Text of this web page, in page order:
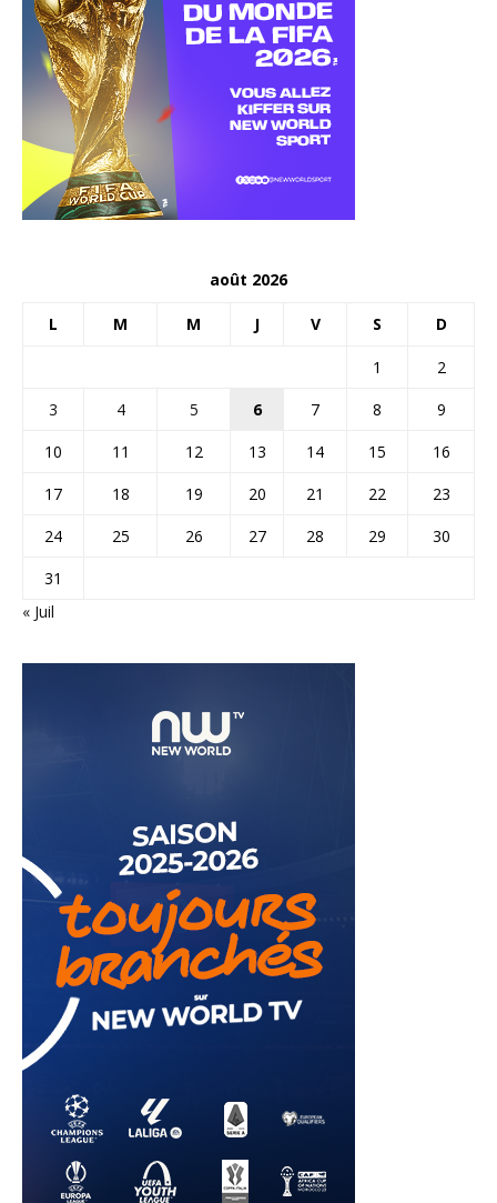
août 2026
L M M J V S D
1
2
3
4 5 6 7 8
9
10
11 12 13 14 15
16
17
18 19 20 21 22
23
24
25 26 27 28 29
30
31
« Juil